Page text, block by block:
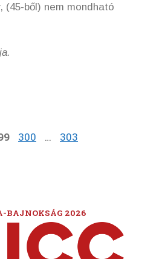
ből) nem mondható
Oldal
300 … Oldal
303
BAJNOKSÁG 2026